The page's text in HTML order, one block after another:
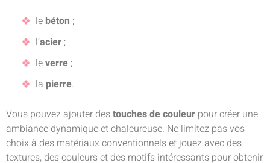
le béton ;
l’acier;
leverre;
la pierre.
Vous pouvez ajouter destouches de couleur pour créer une
ambiance dynamique et chaleureuse. Ne limitez pas vos
choix à des matériaux conventionnels et jouez avec des
textures, des couleurs et des motifs intéressants pour obtenir